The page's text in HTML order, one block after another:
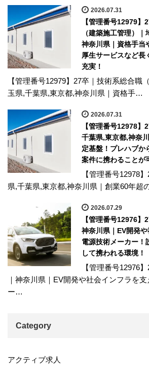
2026.07.31
【管理番号12979
（建築施工管理）
神奈川県｜資格手当
厚生サービスなど長
充実！
【管理番号12979】27卒｜技術系総合職
玉県,千葉県,東京都,神奈川県｜資格手…
2026.07.31
【管理番号12978】
千葉県,東京都,神奈
定基盤！プレハブか
案件に携わることが
【管理番号12978
県,千葉県,東京都,神奈川県｜創業60年超
2026.07.29
【管理番号12976】
神奈川県｜EV開発
電源技術メーカー！
して携われる環境！
【管理番号12976
｜神奈川県｜EV開発や社会インフラを
ー…
Category
アクティブ求人